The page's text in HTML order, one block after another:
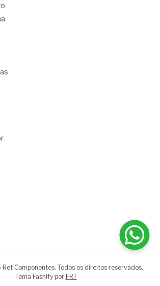
Componentes. Todos os direitos reservados.
Tema Fashify por FRT